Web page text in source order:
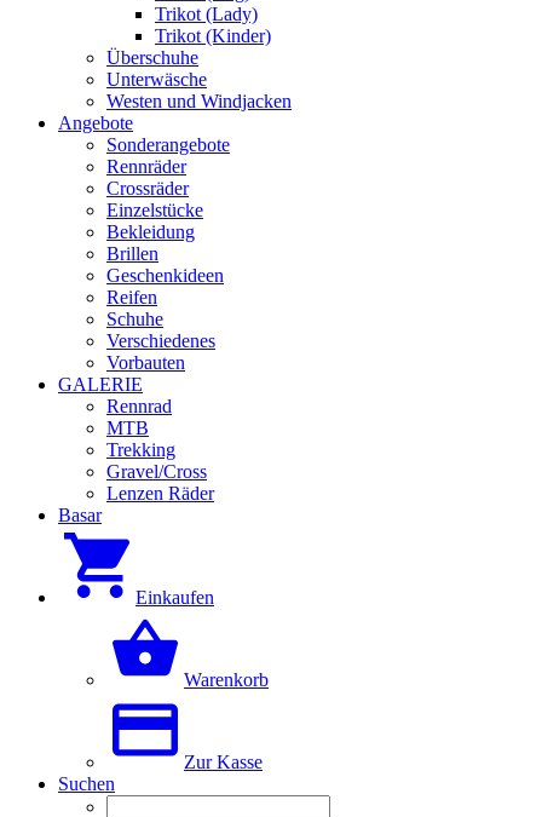
Trikot (Lady)
Trikot (Kinder)
Überschuhe
Unterwäsche
Westen und Windjacken
Angebote
Sonderangebote
Rennräder
Crossräder
Einzelstücke
Bekleidung
Brillen
Geschenkideen
Reifen
Schuhe
Verschiedenes
Vorbauten
GALERIE
Rennrad
MTB
Trekking
Gravel/Cross
Lenzen Räder
Basar
Einkaufen
Warenkorb
Zur Kasse
Suchen